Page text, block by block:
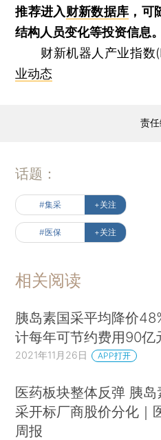
推荐进入财新数据库 ，可
结构人员变化等投资信息。
财新机器人产业指数
业动态
责
话题：
#集采 +关注
#医保 +关注
相关阅读
胰岛素国采平均降价
计每年可节约费用90亿
2021年11月26日 APP打开
医药板块整体反弹 胰岛
采开标厂商股价分化｜
周报